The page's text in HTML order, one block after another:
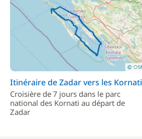
Itinéraire de Zadar vers les Kornati
Croisière de 7 jours dans le parc
national des Kornati au départ de
Zadar